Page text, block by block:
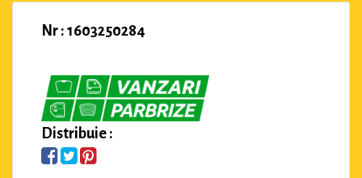
Nr : 1603250284
Distribuie :